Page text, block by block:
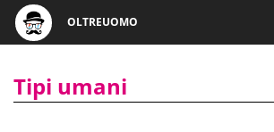
OLTREUOMO
Tipi umani